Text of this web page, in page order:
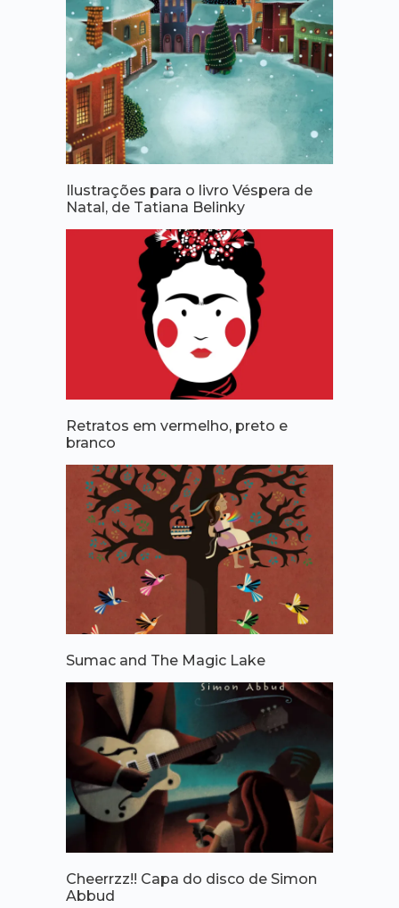
Ilustrações para o livro Véspera de
Natal, de Tatiana Belinky
Retratos em vermelho, preto e
branco
Sumac and The Magic Lake
Cheerrzz!! Capa do disco de Simon
Abbud